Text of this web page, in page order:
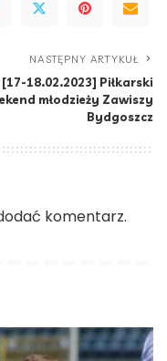
NASTĘPNY ARTYKUŁ
[17-18.02.2023] Piłkarski
młodzieży Zawiszy
Bydgoszcz
komentarz.